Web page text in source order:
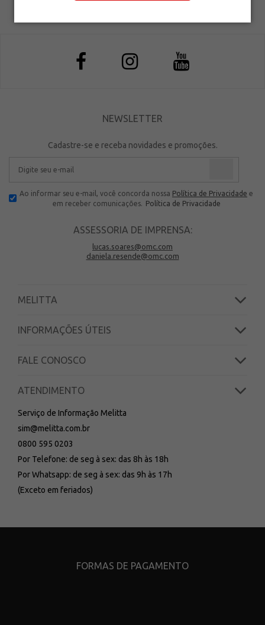
NEWSLETTER
Cadastre-se e receba novidades e promoções.
Ao informar seu e-mail, você concorda nossa Política de Privacidade e
em receber comunicações. Política de Privacidade
ASSESSORIA DE IMPRENSA:
lucas.soares@omc.com
daniela.resende@omc.com
MELITTA
INFORMAÇÕES ÚTEIS
FALE CONOSCO
ATENDIMENTO
Serviço de Informação Melitta
sim@melitta.com.br
0800 595 0203
Por Telefone: de seg à sex: das 8h às 18h
Por Whatsapp: de seg à sex: das 9h às 17h
(Exceto em feriados)
FORMAS DE PAGAMENTO